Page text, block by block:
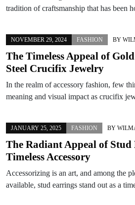
tradition of craftsmanship that has been
NOVEMBER 29, 2024 FASHION BY
The Timeless Appeal of
Steel Crucifix Jewelry
In the realm of accessory fashion, few
meaning and visual impact as crucifix
JANUARY 25, 2025 FASHION BY
The Radiant Appeal of
Timeless Accessory
Accessorizing is an art, and among the
available, stud earrings stand out as a